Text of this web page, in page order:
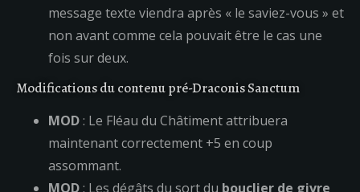
message texte viendra après « le saviez-vous » et
non avant comme cela pouvait être le cas une
fois sur deux.
Modifications du contenu pré-Draconis Sanctum
MOD: Le Fléau du Châtiment attribuera
maintenant correctement +5 en coup
assommant.
MOD: Les dégâts du sort du bouclier de givre